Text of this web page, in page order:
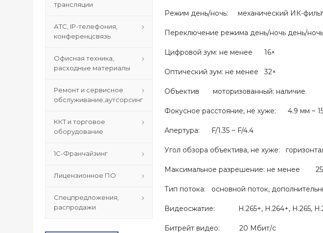
трансляции
АТС, IP-телефония,
конференцсвязь
Офисная техника,
расходные материалы
Ремонт и сервисное
обслуживание,аутсорсинг
ККТ и торговое
оборудование
1С-Франчайзинг
Лицензионное ПО
Спецпредложения,
распродажи
Режим день/ночь: механический ИК-
Переключение режима день/ночь день/
Цифровой зум: не менее 16×
Оптический зум: не менее 32×
Объектив моторизованный: наличие
Фокусное расстояние, не хуже: 4.9 мм ~
Апертура: F/1.35 ~ F/4.4
Угол обзора объектива, не хуже:
Максимальное разрешение: не менее
Тип потока: основной поток,
Видеосжатие: H.265+, H.264+, H.265,
Битрейт видео: 20 Мбит/с